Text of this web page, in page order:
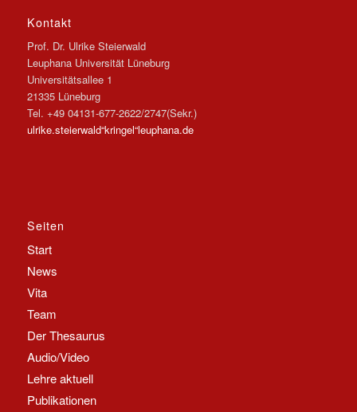
Kontakt
Prof. Dr. Ulrike Steierwald
Leuphana Universität Lüneburg
Universitätsallee 1
21335 Lüneburg
Tel. +49 04131-677-2622/2747(Sekr.)
ulrike.steierwald“kringel“leuphana.de
Seiten
Start
News
Vita
Team
Der Thesaurus
Audio/Video
Lehre aktuell
Publikationen